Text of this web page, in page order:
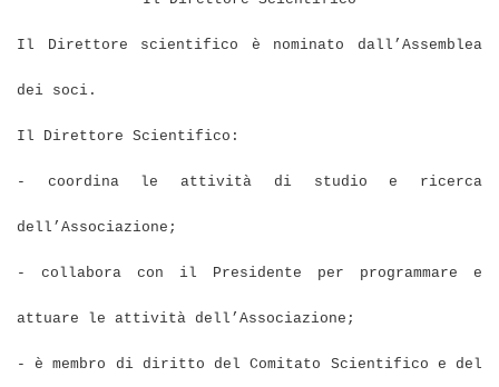
Il Direttore scientifico è nominato dall’Assemblea
dei soci.
Il Direttore Scientifico:
- coordina le attività di studio e ricerca
dell’Associazione;
- collabora con il Presidente per programmare e
attuare le attività dell’Associazione;
- è membro di diritto del Comitato Scientifico e del